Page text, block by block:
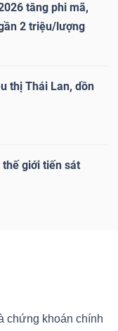
tăng phi mã,
2 triệu/lượng
thị Thái Lan, dồn
thế giới tiến sát
chứng khoán chính